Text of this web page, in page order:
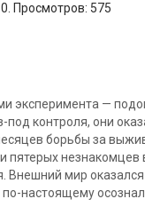
Просмотров: 575
эксперимента —
контроля, они
борьбы за
пятерых незнакомцев
Внешний мир
настоящему